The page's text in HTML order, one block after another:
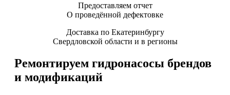
Предоставляем отчет
О проведённой дефектовке
Доставка по Екатеринбургу
Свердловской области и в регионы
Ремонтируем гидронасосы брендов
и модификаций